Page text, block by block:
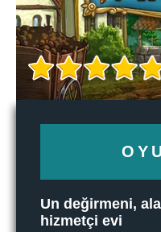
Un değirmeni,
hizmetçi evi